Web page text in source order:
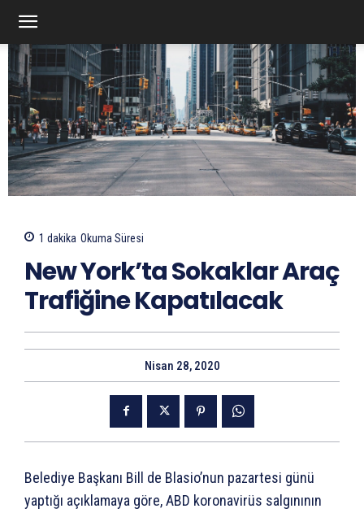
1 dakika Okuma Süresi
New York’ta Sokaklar Araç
Trafiğine Kapatılacak
Nisan 28, 2020
Belediye Başkanı Bill de Blasio’nun pazartesi günü
yaptığı açıklamaya göre, ABD koronavirüs salgınının